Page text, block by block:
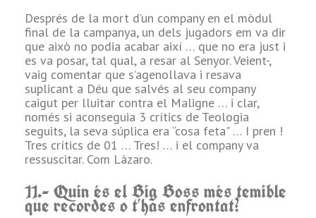
s
o
b
Encara incidint en
el que s'ha
comentat en la
pregunta anterior,
buscaré una
competència no
massa comú en el
grup i intentaré
que pugui ser la
“raresa" del meu
personatge. En
aquest cas
Llegendes o
Teologia donen
bastant joc.
Després de la mort d’un company en el mòdul
final de la campanya, un dels jugadors em va dir
que això no podia acabar així … que no era just i
es va posar, tal qual, a resar al Senyor. Veient-,
vaig comentar que s’agenollava i resava
suplicant a Déu que salvés al seu company
caigut per lluitar contra el Maligne … i clar,
només si aconseguia 3 crítics de Teologia
seguits, la seva súplica era “cosa feta" … I pren !
Tres crítics de 01 … Tres! … i el company va
ressuscitar. Com Lázaro.
11.- Quin és el Big Boss més temible
que recordes o t’has enfrontat?